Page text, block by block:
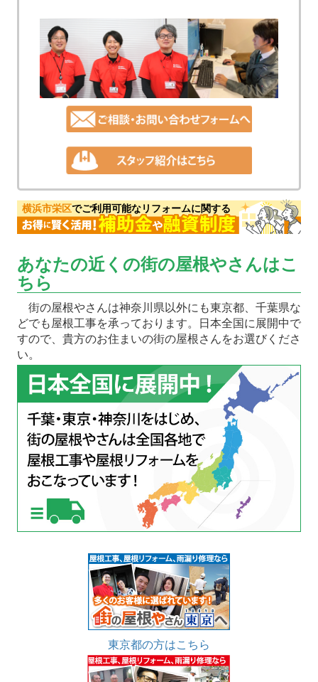
横浜市栄区でご利用可能なリフォームに関する
あなたの近くの街の屋根やさんはこ
ちら
街の屋根やさんは神奈川県以外にも東京都、千葉県な
どでも屋根工事を承っております。日本全国に展開中で
すので、貴方のお住まいの街の屋根さんをお選びくださ
い。
東京都の方はこちら